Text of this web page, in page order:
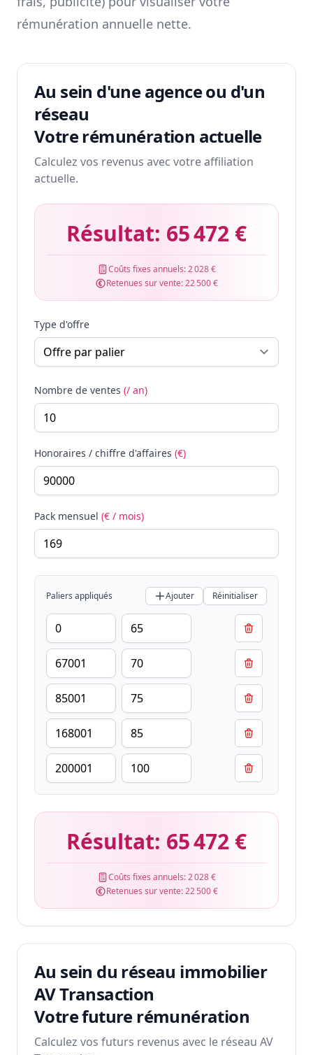
rémunération annuelle nette.
Au sein d'une agence ou d'un
réseau
Votre rémunération actuelle
Calculez vos revenus avec votre affiliation
actuelle.
Résultat: 65 472 €
Coûts fixes annuels:2 028 €
Retenues sur vente:22 500 €
Type d'offre
Nombre de ventes (/ an)
Honoraires / chiffre d'affaires (€)
Pack mensuel (€ / mois)
Paliers appliqués Ajouter Réinitialiser
Résultat: 65 472 €
Coûts fixes annuels:2 028 €
Retenues sur vente:22 500 €
Au sein du réseau immobilier
AV Transaction
Votre future rémunération
Calculez vos futurs revenus avec le réseau AV